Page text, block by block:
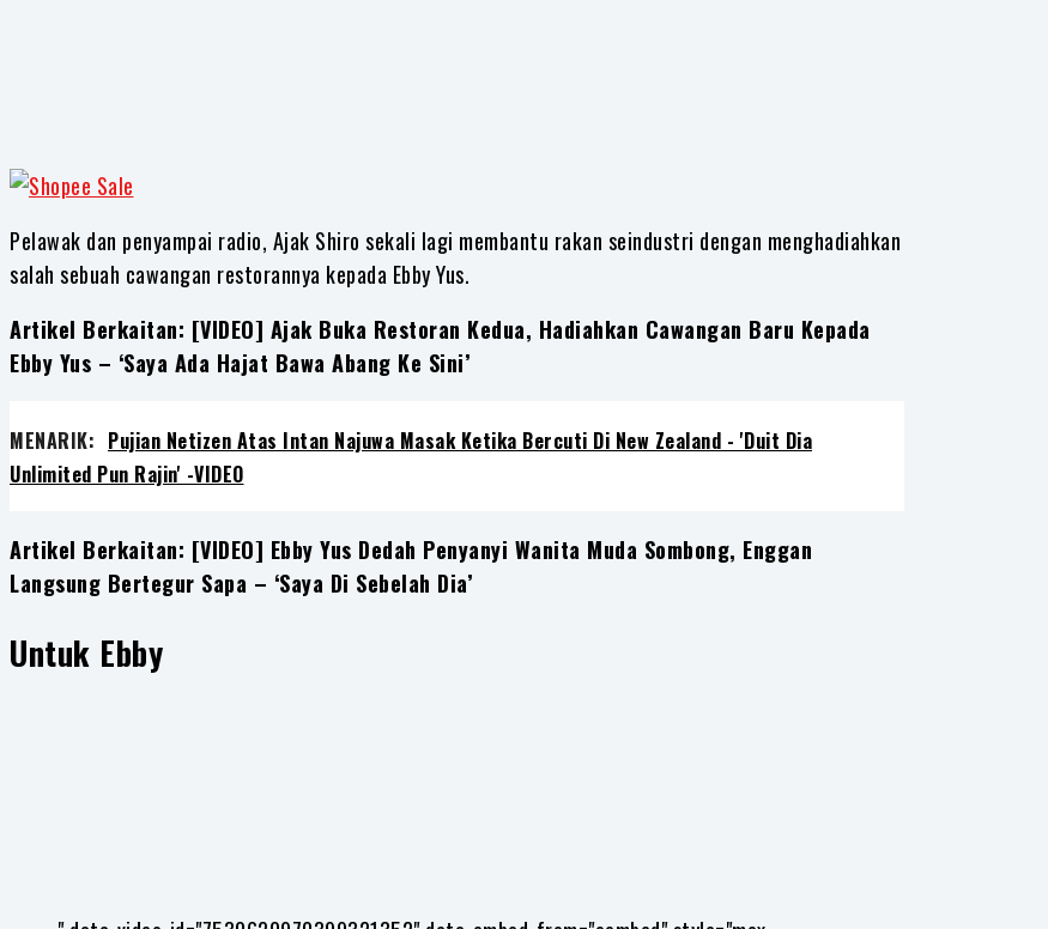
Pelawak dan penyampai radio, Ajak Shiro sekali lagi membantu rakan seindustri dengan menghadiahkan
salah sebuah cawangan restorannya kepada Ebby Yus.
Artikel Berkaitan: [VIDEO] Ajak Buka Restoran Kedua, Hadiahkan Cawangan Baru Kepada
Ebby Yus – ‘Saya Ada Hajat Bawa Abang Ke Sini’
MENARIK: Pujian Netizen Atas Intan Najuwa Masak Ketika Bercuti Di New Zealand - 'Duit Dia
Unlimited Pun Rajin' -VIDEO
Artikel Berkaitan: [VIDEO] Ebby Yus Dedah Penyanyi Wanita Muda Sombong, Enggan
Langsung Bertegur Sapa – ‘Saya Di Sebelah Dia’
Untuk Ebby